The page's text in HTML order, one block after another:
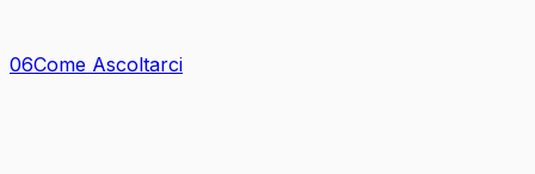
06Come Ascoltarci